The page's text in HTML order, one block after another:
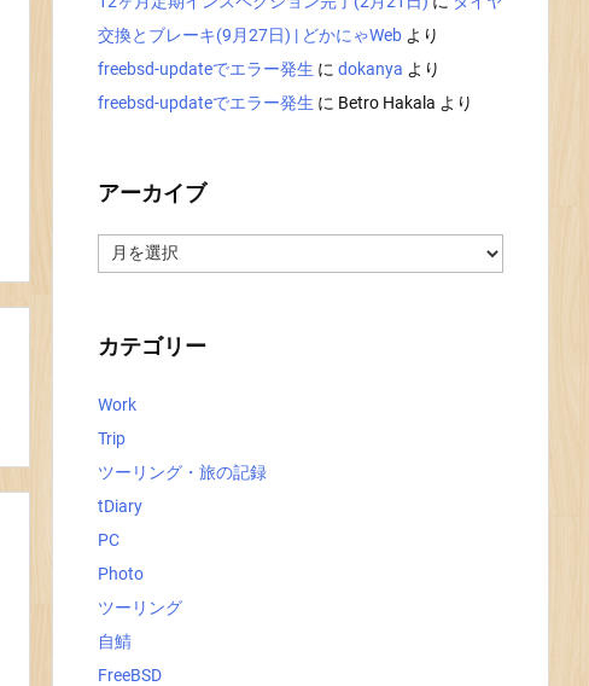
交換とブレーキ(9月27日) | どかにゃWeb より
freebsd-updateでエラー発生 に dokanya より
freebsd-updateでエラー発生 に Betro Hakala より
アーカイブ
ー
カテゴリー
Work
Trip
ツーリング・旅の記録
tDiary
PC
Photo
ツーリング
自鯖
FreeBSD